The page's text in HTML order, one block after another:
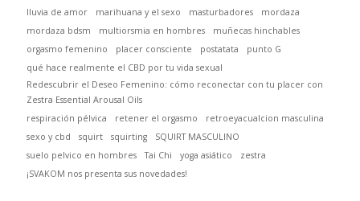
lluvia de amor
marihuana y el sexo masturbadores
mordaza
mordaza bdsm
multiorsmia en hombres
muñecas hinchables
orgasmo femenino
placer consciente postatata
punto G
qué hace realmente el CBD por tu vida sexual
Redescubrir el Deseo Femenino: cómo reconectar con tu placer con
Zestra Essential Arousal Oils
respiración pélvica
retener el orgasmo
retroeyacualcion masculina
sexo y cbd
squirt squirting
SQUIRT MASCULINO
suelo pelvico en hombres
Tai Chi yoga asiático
zestra
¡SVAKOM nos presenta sus novedades!